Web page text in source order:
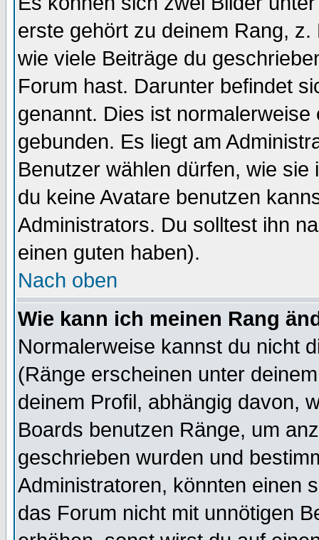
erste gehört zu deinem Rang,
wie viele Beiträge du
Forum hast. Darunter befindet
genannt. Dies ist
gebunden. Es liegt am
Benutzer wählen dürfen, wie
du keine Avatare benutzen
Administrators. Du solltest ihn
einen guten haben).
Nach oben
Wie kann ich meinen Rang
Normalerweise kannst du nicht
(Ränge erscheinen unter
deinem Profil, abhängig davon,
Boards benutzen Ränge, um
geschrieben wurden und
Administratoren, könnten einen
das Forum nicht mit unnötigen